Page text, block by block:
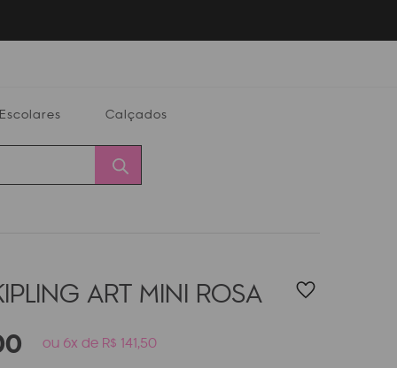
Escolares Calçados
ART MINI ROSA
ou 6x de R$ 141,50